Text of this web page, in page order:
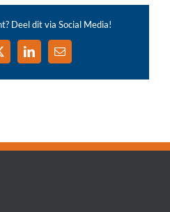
Deel dit via Social Media!
LinkedIn
E-
mail